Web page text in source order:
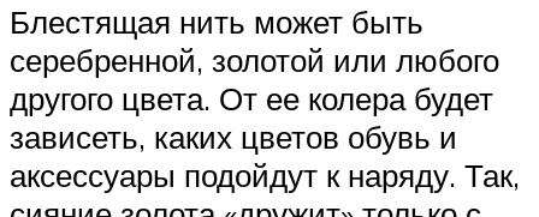
Блестящая нить может быть
серебренной, золотой или любого
другого цвета. От ее колера будет
зависеть, каких цветов обувь и
аксессуары подойдут к наряду. Так,